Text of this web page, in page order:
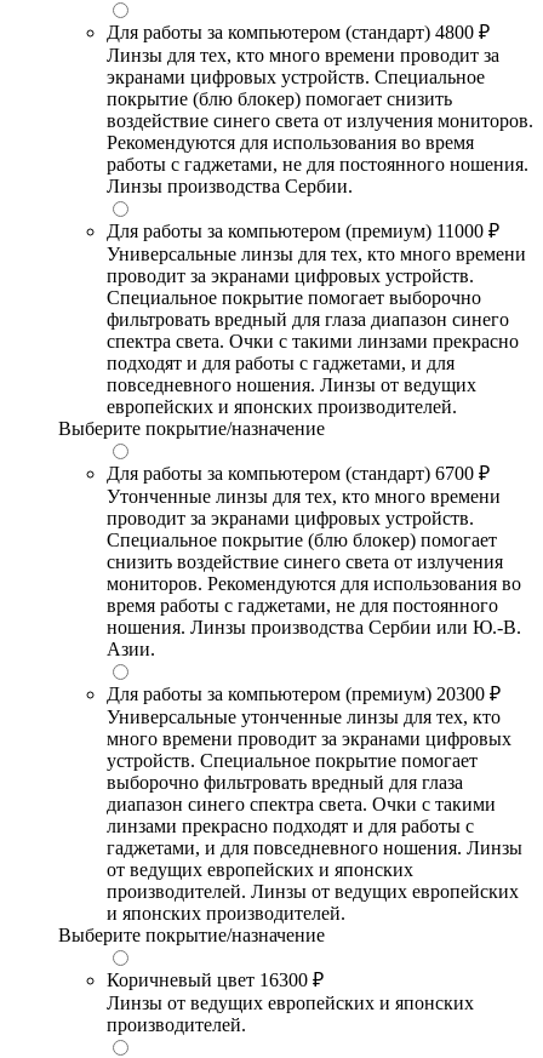
Для работы за компьютером (стандарт) 4800 ₽
Линзы для тех, кто много времени проводит за
экранами цифровых устройств. Специальное
покрытие (блю блокер) помогает снизить
воздействие синего света от излучения мониторов.
Рекомендуются для использования во время
работы с гаджетами, не для постоянного ношения.
Линзы производства Сербии.
Для работы за компьютером (премиум) 11000 ₽
Универсальные линзы для тех, кто много времени
проводит за экранами цифровых устройств.
Специальное покрытие помогает выборочно
фильтровать вредный для глаза диапазон синего
спектра света. Очки с такими линзами прекрасно
подходят и для работы с гаджетами, и для
повседневного ношения. Линзы от ведущих
европейских и японских производителей.
Выберите покрытие/назначение
Для работы за компьютером (стандарт) 6700 ₽
Утонченные линзы для тех, кто много времени
проводит за экранами цифровых устройств.
Специальное покрытие (блю блокер) помогает
снизить воздействие синего света от излучения
мониторов. Рекомендуются для использования во
время работы с гаджетами, не для постоянного
ношения. Линзы производства Сербии или Ю.-В.
Азии.
Для работы за компьютером (премиум) 20300 ₽
Универсальные утонченные линзы для тех, кто
много времени проводит за экранами цифровых
устройств. Специальное покрытие помогает
выборочно фильтровать вредный для глаза
диапазон синего спектра света. Очки с такими
линзами прекрасно подходят и для работы с
гаджетами, и для повседневного ношения. Линзы
от ведущих европейских и японских
производителей. Линзы от ведущих европейских
и японских производителей.
Выберите покрытие/назначение
Коричневый цвет 16300 ₽
Линзы от ведущих европейских и японских
производителей.